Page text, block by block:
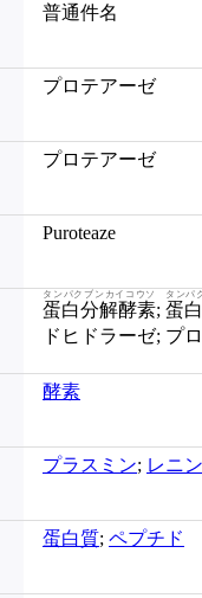
普通件名
プロテアーゼ
プロテアーゼ
Puroteaze
蛋白分解酵素
タンパクブンカイコウソ
; 蛋
タンパ
酵素
プラスミン; レニン
蛋白質; ペプチド